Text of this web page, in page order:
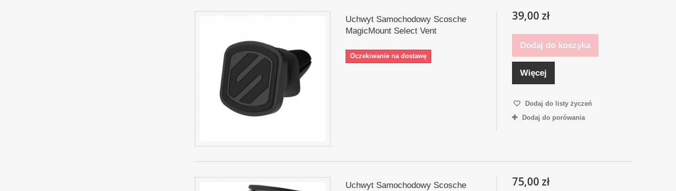
Uchwyt Samochodowy Scosche
MagicMount Select Vent
Oczekiwanie na dostawę
39,00 zł
Dodaj do koszyka
Więcej
Dodaj do listy życzeń
Dodaj do porówania
Uchwyt Samochodowy Scosche
75,00 zł